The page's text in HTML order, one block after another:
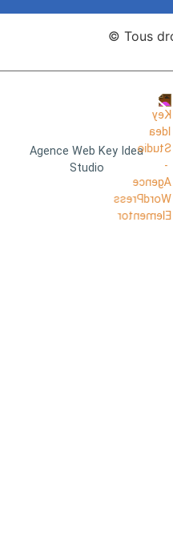
© Tous
Agence Web Key Idea
Studio